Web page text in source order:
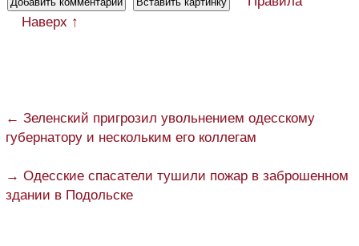
Наверх ↑
← Зеленский пригрозил увольнением одесскому
губернатору и нескольким его коллегам
→ Одесские спасатели тушили пожар в заброшенном
здании в Подольске